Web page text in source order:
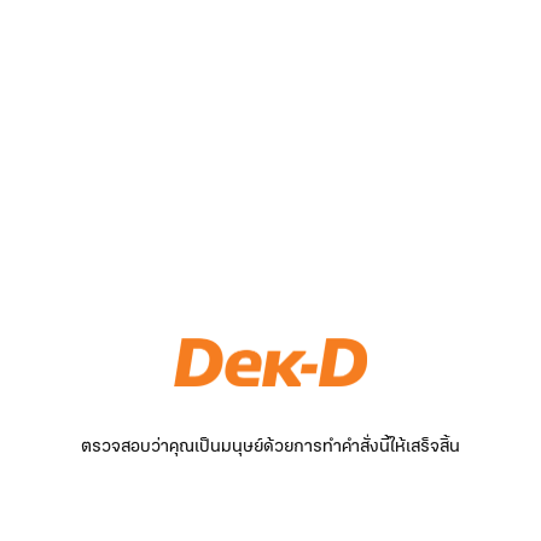
ตรวจสอบว่าคุณเป็นมนุษย์ด้วยการทำคำสั่งนี้ให้เสร็จสิ้น